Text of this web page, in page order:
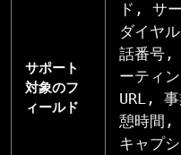
サポート
対象のフ
ィールド
ド, サ
ダイヤ
話番号,
ーティ
URL,
憩時間,
キャプ